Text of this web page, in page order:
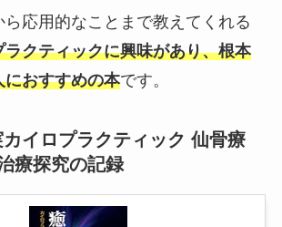
応用的なことまで教えてくれる
ラクティックに興味があり、根本
おすすめの本です。
イロプラクティック 仙骨療
療探究の記録